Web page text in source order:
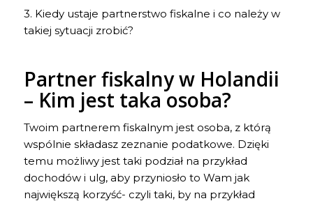
3. Kiedy ustaje partnerstwo fiskalne i co należy w
takiej sytuacji zrobić?
Partner fiskalny w Holandii
– Kim jest taka osoba?
Twoim partnerem fiskalnym jest osoba, z którą
wspólnie składasz zeznanie podatkowe. Dzięki
temu możliwy jest taki podział na przykład
dochodów i ulg, aby przyniosło to Wam jak
największą korzyść- czyli taki, by na przykład